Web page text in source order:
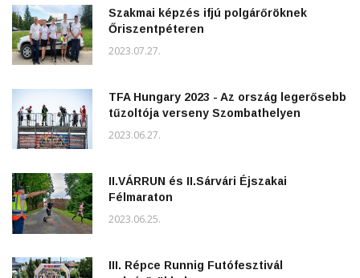
Szakmai képzés ifjú polgárőröknek
Őriszentpéteren
2023.07.27.
TFA Hungary 2023 - Az ország legerősebb
tűzoltója verseny Szombathelyen
2023.06.27.
II.VÁRRUN és II.Sárvári Éjszakai
Félmaraton
2023.06.25.
III. Répce Runnig Futófesztivál